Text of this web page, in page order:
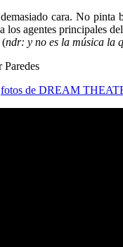
cara. No pinta
los agentes principales
(ndr: y no es la música la
Paredes
fotos de DREAM